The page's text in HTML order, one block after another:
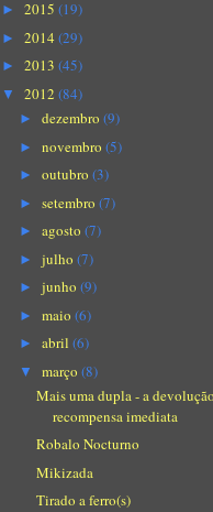
► 2015 (19)
► 2014 (29)
► 2013 (45)
▼ 2012 (84)
► dezembro (9)
► novembro (5)
► outubro (3)
► setembro (7)
► agosto (7)
► julho (7)
► junho (9)
► maio (6)
► abril (6)
▼ março (8)
Mais uma dupla - a
recompensa imediata
Robalo Nocturno
Mikizada
Tirado a ferro(s)